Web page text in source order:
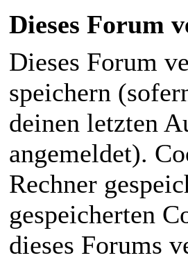
Dieses Forum
Dieses Forum
speichern
deinen letzten
angemeldet).
Rechner
gespeicherten
dieses Forums